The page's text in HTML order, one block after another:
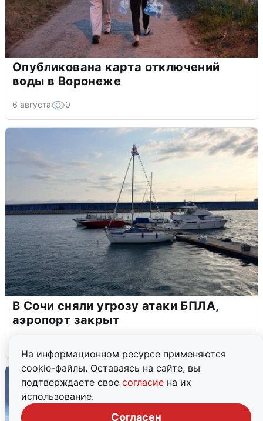
На информационном ресурсе применяются
cookie-файлы. Оставаясь на сайте, вы
подтверждаете свое согласие на их
использование.
Согласен
Опубликована карта отключений
воды в Воронеже
6 августа 0
В Сочи сняли угрозу атаки БПЛА,
аэропорт закрыт